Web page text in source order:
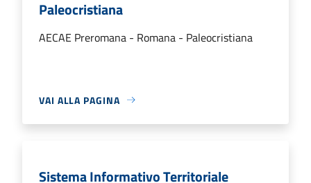
Paleocristiana
AECAE Preromana - Romana - Paleocristiana
VAI ALLA PAGINA
Sistema Informativo Territoriale